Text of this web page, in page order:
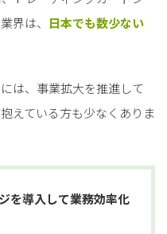
界は、
日本でも数少ない
は、事業拡大を推進して
えている方も少なくありま
を導入して業務効率化